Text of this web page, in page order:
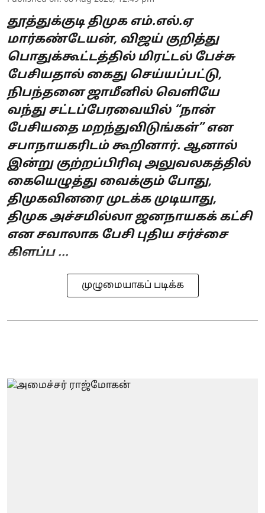
தூத்துக்குடி திமுக எம்.எல்.ஏ
மார்கண்டேயன், விஜய் குறித்து
பொதுக்கூட்டத்தில் மிரட்டல் பேச்சு
பேசியதால் கைது செய்யப்பட்டு,
நிபந்தனை ஜாமீனில் வெளியே
வந்து சட்டப்பேரவையில் “நான்
பேசியதை மறந்துவிடுங்கள்” என
சபாநாயகரிடம் கூறினார். ஆனால்
இன்று குற்றப்பிரிவு அலுவலகத்தில்
கையெழுத்து வைக்கும் போது,
திமுகவினரை முடக்க முடியாது,
திமுக அச்சமில்லா ஜனநாயகக் கட்சி
என சவாலாக பேசி புதிய சர்ச்சை
கிளப்ப ...
முழுமையாகப் படிக்க